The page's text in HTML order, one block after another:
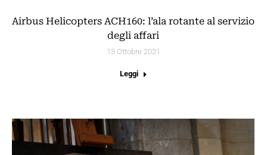
Airbus Helicopters ACH160: l’ala rotante al servizio
degli affari
13 Ottobre 2021
Leggi